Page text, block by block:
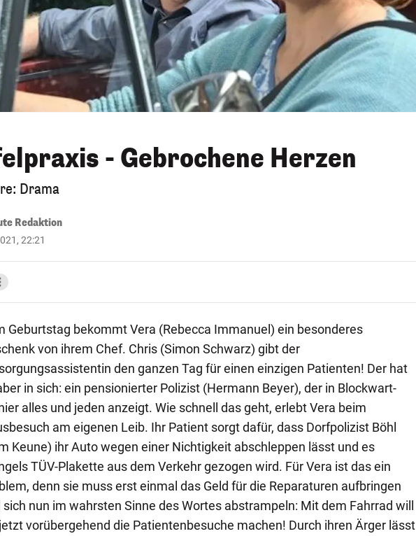
- Gebrochene Herzen
Drama
Redaktion
22:21
Geburtstag bekommt Vera (Rebecca Immanuel) ein besonderes
von ihrem Chef. Chris (Simon Schwarz) gibt der
den ganzen Tag für einen einzigen Patienten! Der hat
in sich: ein pensionierter Polizist (Hermann Beyer), der in Blockwart-
alles und jeden anzeigt. Wie schnell das geht, erlebt Vera beim
am eigenen Leib. Ihr Patient sorgt dafür, dass Dorfpolizist Böhl
Keune) ihr Auto wegen einer Nichtigkeit abschleppen lässt und es
TÜV-Plakette aus dem Verkehr gezogen wird. Für Vera ist das ein
denn sie muss erst einmal das Geld für die Reparaturen aufbringen
sich nun im wahrsten Sinne des Wortes abstrampeln: Mit dem Fahrrad will
vorübergehend die Patientenbesuche machen! Durch ihren Ärger lässt